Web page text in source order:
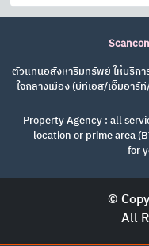
ตัวแทนอสังหาริมทรัพย์ ให้บริกา
ใจกลางเมือง (บีทีเอส/เอ็มอา
Property Agency : all
location or prime area
for
©
All